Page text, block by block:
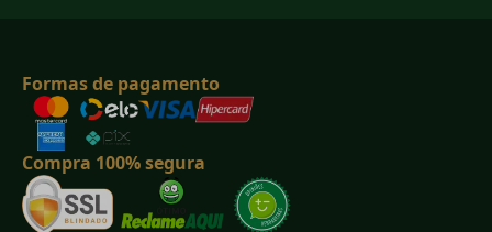
Formas de pagamento
Compra 100% segura